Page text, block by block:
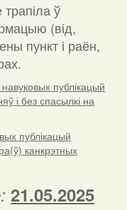
ў
(від,
пункт і раён,
.
публікацый
і без спасылкі на
публікацый
канкрэтных
: 21.05.2025